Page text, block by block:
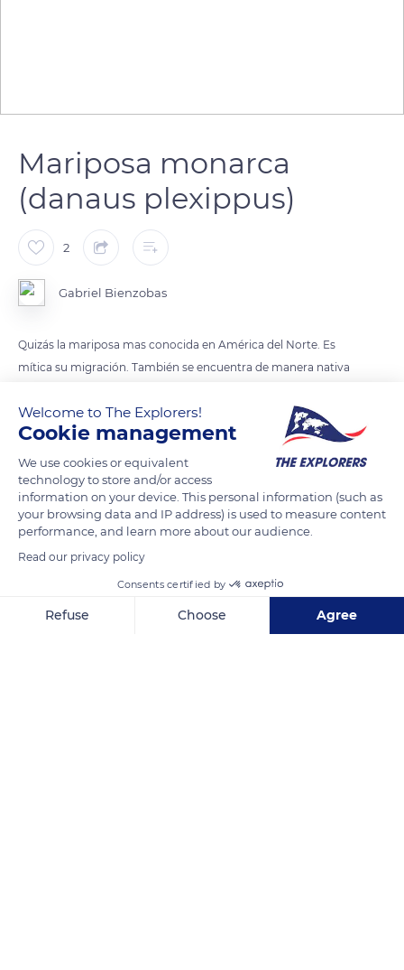
Mariposa monarca
(danaus plexippus)
2
Gabriel Bienzobas
Quizás la mariposa mas conocida en América del Norte. Es
mítica su migración. También se encuentra de manera nativa
Zelanda.
Su migración de norte/sur en América del Norte y centro es
una de las más numerosas en Individuos que se conocen. Vive
24 días y gracias a ello puede volar desde Canadá o USA hasta
Mexico, recorriendo 4000 kilómetros
READ MORE
Welcome to The Explorers!
Cookie management
We use cookies or equivalent
technology to store and/or access
information on your device. This personal information (such as
your browsing data and IP address) is used to measure content
performance, and learn more about our audience.
Read our privacy policy
Consents certified by
Refuse Choose Agree